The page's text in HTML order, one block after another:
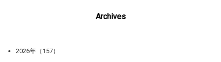
Archives
2026年（157）